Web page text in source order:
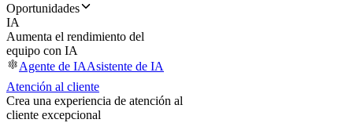
Oportunidades
IA
Aumenta el rendimiento del
equipo con IA
Agente de IAAsistente de IA
Atención al cliente
Crea una experiencia de atención al
cliente excepcional